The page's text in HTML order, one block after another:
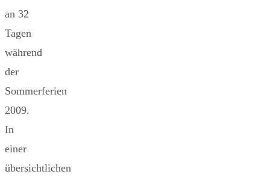
an 32
Tagen
während
der
Sommerferien
2009.
In
einer
übersichtlichen